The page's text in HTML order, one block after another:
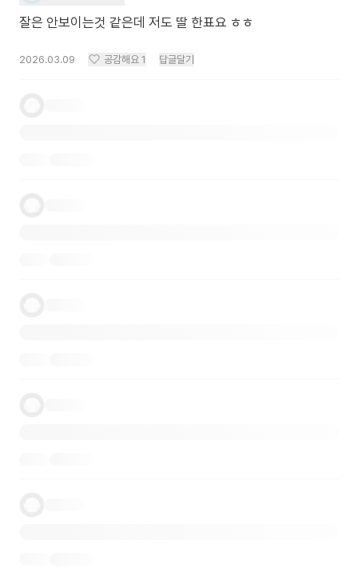
잘은 안보이는것 같은데 저도 딸 한표요 ㅎㅎ
2026.03.09 공감해요 1 답글달기